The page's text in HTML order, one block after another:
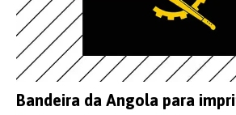
Bandeira da Angola para